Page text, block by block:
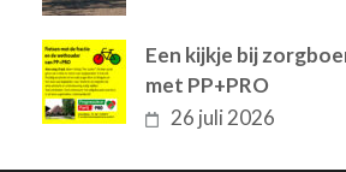
Een kijkje bij
met PP+PRO
26 juli 2026